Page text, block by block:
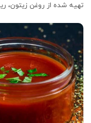
تهیه شده از روغن زیتون،